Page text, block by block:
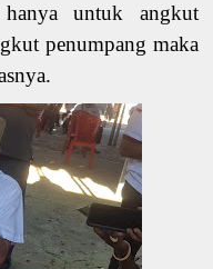
untuk angkut
penumpang maka
.